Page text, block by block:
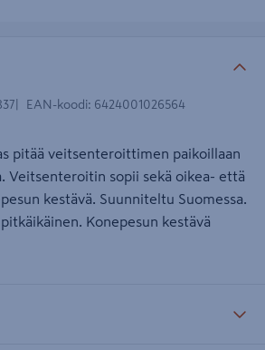
EAN-koodi: 6424001026564
pitää veitsenteroittimen paikoillaan
Veitsenteroitin sopii sekä oikea- että
kestävä. Suunniteltu Suomessa.
Konepesun kestävä